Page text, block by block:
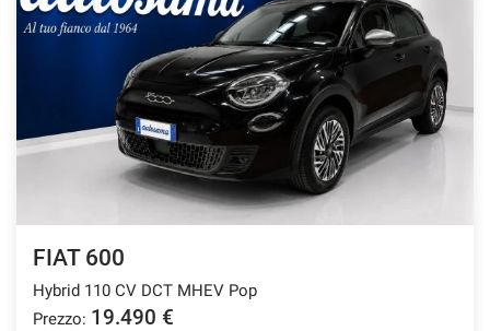
FIAT 600
Hybrid 110 CV DCT MHEV Pop
Prezzo: 19.490 €